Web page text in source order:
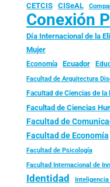
CETCIS CISeAL
Conexión
Día Internacional de la
Mujer
Economía Ecuador
Facultad de Arquitectura
Facultad de Ciencias de la
Facultad de Ciencias
Facultad de
Facultad de Economía
Facultad de Psicología
Facultad Internacional de
Identidad